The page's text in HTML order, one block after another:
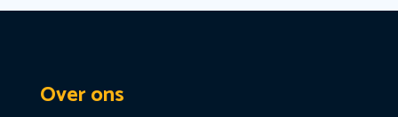
Over ons